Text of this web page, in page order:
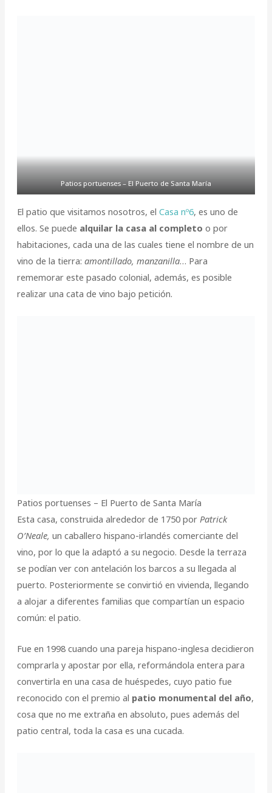
Patios portuenses – El Puerto de Santa María
El patio que visitamos nosotros, el Casa nº6, es uno de
ellos. Se puede alquilar la casa al completo o por
habitaciones, cada una de las cuales tiene el nombre de un
vino de la tierra: amontillado, manzanilla… Para
rememorar este pasado colonial, además, es posible
realizar una cata de vino bajo petición.
Patios portuenses – El Puerto de Santa María
Esta casa, construida alrededor de 1750 por Patrick
O’Neale, un caballero hispano-irlandés comerciante del
vino, por lo que la adaptó a su negocio. Desde la terraza
se podían ver con antelación los barcos a su llegada al
puerto. Posteriormente se convirtió en vivienda, llegando
a alojar a diferentes familias que compartían un espacio
común: el patio.
Fue en 1998 cuando una pareja hispano-inglesa decidieron
comprarla y apostar por ella, reformándola entera para
convertirla en una casa de huéspedes, cuyo patio fue
reconocido con el premio al patio monumental del año,
cosa que no me extraña en absoluto, pues además del
patio central, toda la casa es una cucada.